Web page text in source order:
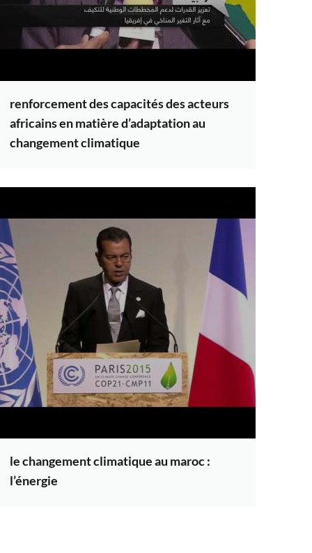
renforcement des capacités des acteurs
africains en matière d’adaptation au
changement climatique
le changement climatique au maroc :
l’énergie